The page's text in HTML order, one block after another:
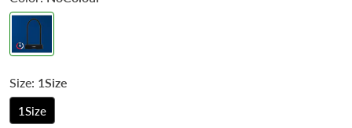
Size: 1Size
1Size